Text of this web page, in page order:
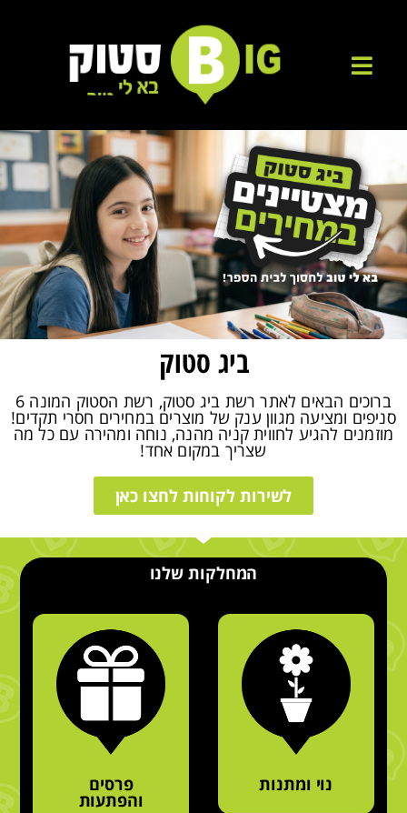
ביג סטוק
ברוכים הבאים לאתר רשת ביג סטוק, רשת הסטוק המונה 6
סניפים ומציעה מגוון ענק של מוצרים במחירים חסרי תקדים!
מוזמנים להגיע לחווית קניה מהנה, נוחה ומהירה עם כל מה
שצריך במקום אחד!
לשירות לקוחות לחצו כאן
המחלקות שלנו
נוי ומתנות פרסים
והפתעות